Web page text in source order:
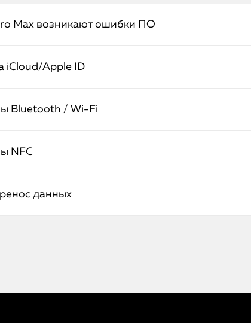
Max возникают ошибки ПО
iCloud/Apple ID
Bluetooth / Wi-Fi
NFC
данных